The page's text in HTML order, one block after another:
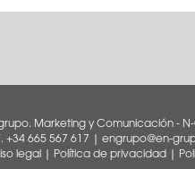
Marketing y Comunicación -
+34 665 567 617 | engrupo@en-
legal
Política de privacidad